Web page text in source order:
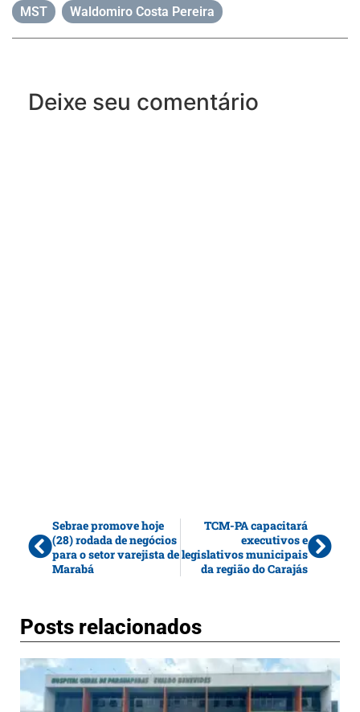
MST Waldomiro Costa Pereira
Deixe seu comentário
Sebrae promove hoje
(28) rodada de negócios
para o setor varejista de
Marabá
TCM-PA capacitará
executivos e
legislativos municipais
da região do Carajás
Posts relacionados